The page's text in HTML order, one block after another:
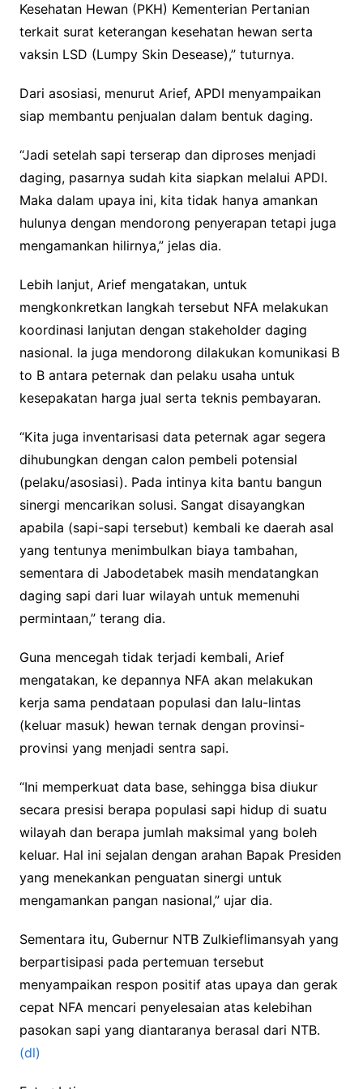
Kesehatan Hewan (PKH) Kementerian Pertanian
terkait surat keterangan kesehatan hewan serta
vaksin LSD (Lumpy Skin Desease),” tuturnya.
Dari asosiasi, menurut Arief, APDI menyampaikan
siap membantu penjualan dalam bentuk daging.
“Jadi setelah sapi terserap dan diproses menjadi
daging, pasarnya sudah kita siapkan melalui APDI.
Maka dalam upaya ini, kita tidak hanya amankan
hulunya dengan mendorong penyerapan tetapi juga
mengamankan hilirnya,” jelas dia.
Lebih lanjut, Arief mengatakan, untuk
mengkonkretkan langkah tersebut NFA melakukan
koordinasi lanjutan dengan stakeholder daging
nasional. Ia juga mendorong dilakukan komunikasi B
to B antara peternak dan pelaku usaha untuk
kesepakatan harga jual serta teknis pembayaran.
“Kita juga inventarisasi data peternak agar segera
dihubungkan dengan calon pembeli potensial
(pelaku/asosiasi). Pada intinya kita bantu bangun
sinergi mencarikan solusi. Sangat disayangkan
apabila (sapi-sapi tersebut) kembali ke daerah asal
yang tentunya menimbulkan biaya tambahan,
sementara di Jabodetabek masih mendatangkan
daging sapi dari luar wilayah untuk memenuhi
permintaan,” terang dia.
Guna mencegah tidak terjadi kembali, Arief
mengatakan, ke depannya NFA akan melakukan
kerja sama pendataan populasi dan lalu-lintas
(keluar masuk) hewan ternak dengan provinsi-
provinsi yang menjadi sentra sapi.
“Ini memperkuat data base, sehingga bisa diukur
secara presisi berapa populasi sapi hidup di suatu
wilayah dan berapa jumlah maksimal yang boleh
keluar. Hal ini sejalan dengan arahan Bapak Presiden
yang menekankan penguatan sinergi untuk
mengamankan pangan nasional,” ujar dia.
Sementara itu, Gubernur NTB Zulkieflimansyah yang
berpartisipasi pada pertemuan tersebut
menyampaikan respon positif atas upaya dan gerak
cepat NFA mencari penyelesaian atas kelebihan
pasokan sapi yang diantaranya berasal dari NTB.
(dl)